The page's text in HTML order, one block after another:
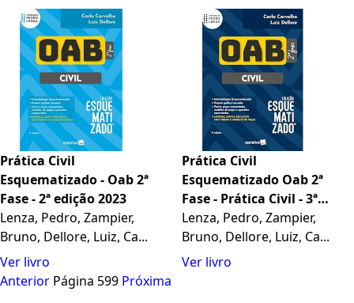
Prática Civil
Esquematizado - Oab 2ª
Fase - 2ª edição 2023
Lenza, Pedro, Zampier,
Bruno, Dellore, Luiz, Ca...
Ver livro
Prática Civil
Esquematizado Oab 2ª
Fase - Prática Civil - 3ª
edição 2024
Lenza, Pedro, Zampier,
Bruno, Dellore, Luiz, Ca...
Ver livro
Anterior Página 599 Próxima